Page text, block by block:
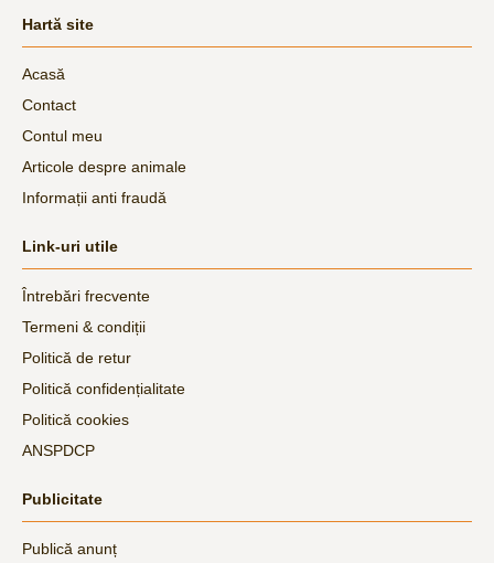
Hartă site
Acasă
Contact
Contul meu
Articole despre animale
Informații anti fraudă
Link-uri utile
Întrebări frecvente
Termeni & condiții
Politică de retur
Politică confidențialitate
Politică cookies
ANSPDCP
Publicitate
Publică anunț